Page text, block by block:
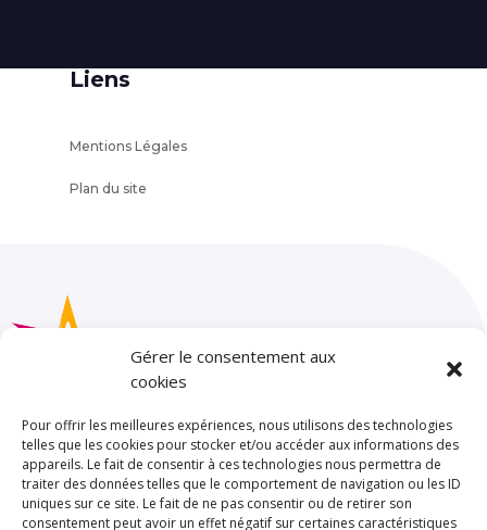
Gérer le consentement aux
cookies
Pour offrir les meilleures expériences, nous utilisons des technologies
telles que les cookies pour stocker et/ou accéder aux informations des
appareils. Le fait de consentir à ces technologies nous permettra de
traiter des données telles que le comportement de navigation ou les ID
uniques sur ce site. Le fait de ne pas consentir ou de retirer son
consentement peut avoir un effet négatif sur certaines caractéristiques
SAINT JOSEPH – LA SALLE TOULOUSE
85 rue de Limayrac. BP 25202
Liens
Mentions Légales
Plan du site